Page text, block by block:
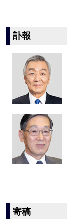
訃報
寄稿